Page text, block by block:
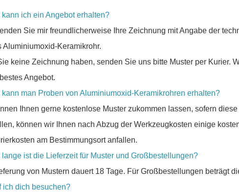
kann ich ein Angebot erhalten?
Sie mir freundlicherweise Ihre Zeichnung mit Angabe der
Aluminiumoxid-Keramikrohr.
keine Zeichnung haben, senden Sie uns bitte Muster per Kurier.
Angebot.
kann man Proben von Aluminiumoxid-Keramikrohren erhalten?
Ihnen gerne kostenlose Muster zukommen lassen, sofern
können wir Ihnen nach Abzug der Werkzeugkosten einige
am Bestimmungsort anfallen.
lange ist die Lieferzeit für Muster und Großbestellungen?
von Mustern dauert 18 Tage. Für Großbestellungen beträgt
ich dich besuchen?